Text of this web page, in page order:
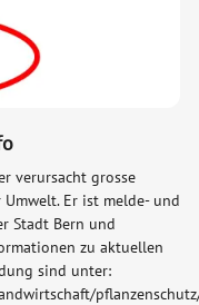
verursacht grosse
Er ist melde- und
Stadt Bern und
zu aktuellen
sind unter: